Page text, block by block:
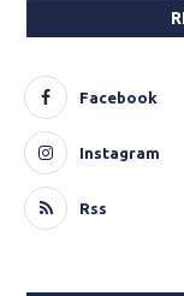
Facebook
Instagram
Rss